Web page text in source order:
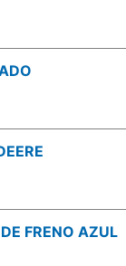
FRENO AZUL